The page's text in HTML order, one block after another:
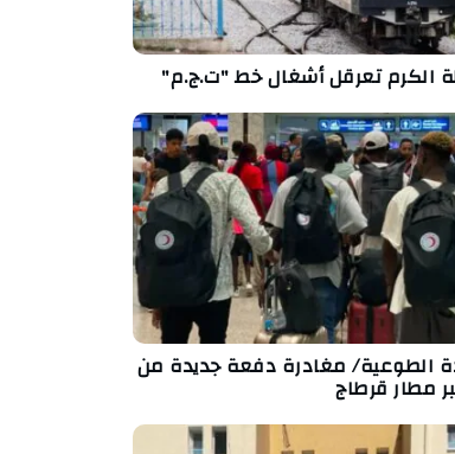
الكرم تعرقل أشغال خط "ت.ج.م"
الطوعية/ مغادرة دفعة جديدة من
مطار قرطاج